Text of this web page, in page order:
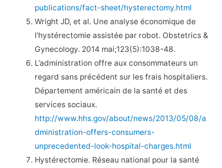
publications/fact-sheet/hysterectomy.html
Wright JD, et al. Une analyse économique de
l’hystérectomie assistée par robot. Obstetrics &
Gynecology. 2014 mai;123(5):1038-48.
L’administration offre aux consommateurs un
regard sans précédent sur les frais hospitaliers.
Département américain de la santé et des
services sociaux.
http://www.hhs.gov/about/news/2013/05/08/a
dministration-offers-consumers-
unprecedented-look-hospital-charges.html
Hystérectomie. Réseau national pour la santé